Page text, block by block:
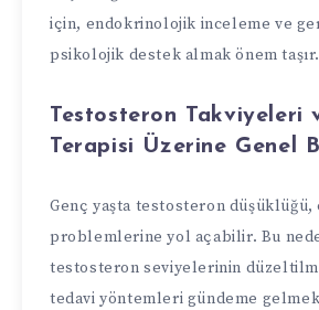
için, endokrinolojik inceleme ve
psikolojik destek almak önem taşır.
Testosteron Takviyeleri
Terapisi Üzerine Genel
Genç yaşta testosteron düşüklüğü,
problemlerine yol açabilir. Bu
testosteron seviyelerinin
tedavi yöntemleri gündeme